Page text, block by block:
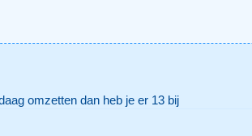
omzetten dan heb je er 13 bij